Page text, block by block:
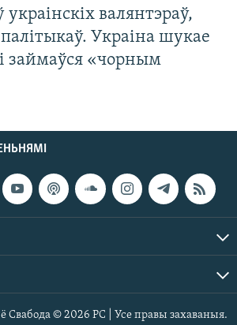
валянтэраў,
Украіна шукае
займаўся «чорным
Свабода © 2026 РС | Усе правы захаваныя.